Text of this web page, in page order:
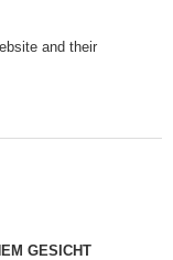
and their
GESICHT